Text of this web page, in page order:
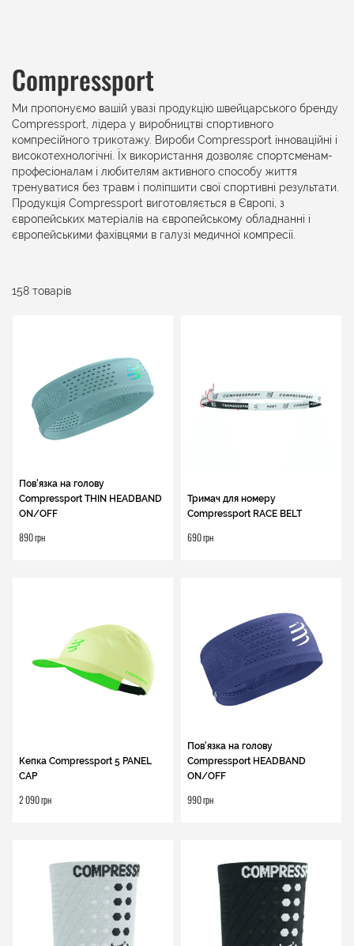
Compressport
Ми пропонуємо вашій увазі продукцію швейцарського бренду
Compressport, лідера у виробництві спортивного
компресійного трикотажу. Вироби Compressport інноваційні і
високотехнологічні. Їх використання дозволяє спортсменам-
професіоналам і любителям активного способу життя
тренуватися без травм і поліпшити свої спортивні результати.
Продукція Compressport виготовляється в Європі, з
європейських матеріалів на європейському обладнанні і
європейськими фахівцями в галузі медичної компресії.
158 товарів
Пов'язка на голову
Compressport THIN HEADBAND
ON/OFF
890 грн
Тримач для номеру
Compressport RACE BELT
690 грн
Кепка Compressport 5 PANEL
CAP
2 090 грн
Пов'язка на голову
Compressport HEADBAND
ON/OFF
990 грн